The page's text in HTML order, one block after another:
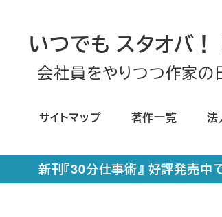
いつでも スタオバ！
会社員をやりつつ作家の
サイトマップ 著作一覧 法
新刊『30分仕事術』 好評発売中